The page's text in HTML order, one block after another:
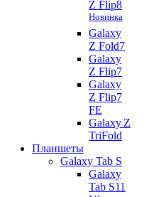
Z Flip8
Новинка
Galaxy
Z Fold7
Galaxy
Z Flip7
Galaxy
Z Flip7
FE
Galaxy Z
TriFold
Планшеты
Galaxy Tab S
Galaxy
Tab S11